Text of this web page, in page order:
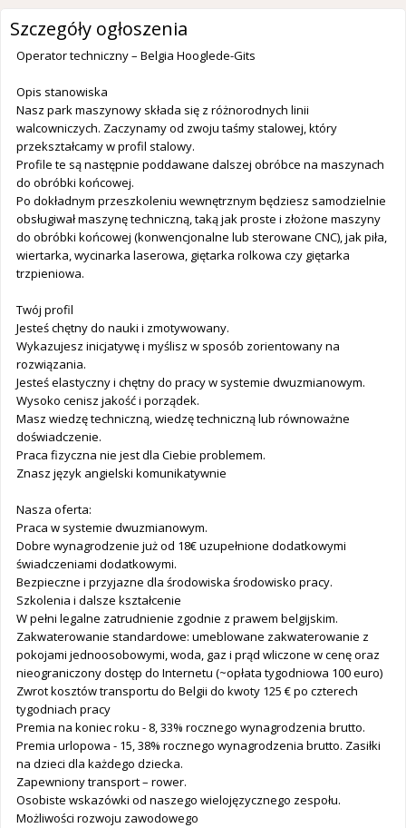
Szczegóły ogłoszenia
Operator techniczny – Belgia Hooglede-Gits
Opis stanowiska
Nasz park maszynowy składa się z różnorodnych linii
walcowniczych. Zaczynamy od zwoju taśmy stalowej, który
przekształcamy w profil stalowy.
Profile te są następnie poddawane dalszej obróbce na maszynach
do obróbki końcowej.
Po dokładnym przeszkoleniu wewnętrznym będziesz samodzielnie
obsługiwał maszynę techniczną, taką jak proste i złożone maszyny
do obróbki końcowej (konwencjonalne lub sterowane CNC), jak piła,
wiertarka, wycinarka laserowa, giętarka rolkowa czy giętarka
trzpieniowa.
Twój profil
Jesteś chętny do nauki i zmotywowany.
Wykazujesz inicjatywę i myślisz w sposób zorientowany na
rozwiązania.
Jesteś elastyczny i chętny do pracy w systemie dwuzmianowym.
Wysoko cenisz jakość i porządek.
Masz wiedzę techniczną, wiedzę techniczną lub równoważne
doświadczenie.
Praca fizyczna nie jest dla Ciebie problemem.
Znasz język angielski komunikatywnie
Nasza oferta:
Praca w systemie dwuzmianowym.
Dobre wynagrodzenie już od 18€ uzupełnione dodatkowymi
świadczeniami dodatkowymi.
Bezpieczne i przyjazne dla środowiska środowisko pracy.
Szkolenia i dalsze kształcenie
W pełni legalne zatrudnienie zgodnie z prawem belgijskim.
Zakwaterowanie standardowe: umeblowane zakwaterowanie z
pokojami jednoosobowymi, woda, gaz i prąd wliczone w cenę oraz
nieograniczony dostęp do Internetu (~opłata tygodniowa 100 euro)
Zwrot kosztów transportu do Belgii do kwoty 125 € po czterech
tygodniach pracy
Premia na koniec roku - 8, 33% rocznego wynagrodzenia brutto.
Premia urlopowa - 15, 38% rocznego wynagrodzenia brutto. Zasiłki
na dzieci dla każdego dziecka.
Zapewniony transport – rower.
Osobiste wskazówki od naszego wielojęzycznego zespołu.
Możliwości rozwoju zawodowego